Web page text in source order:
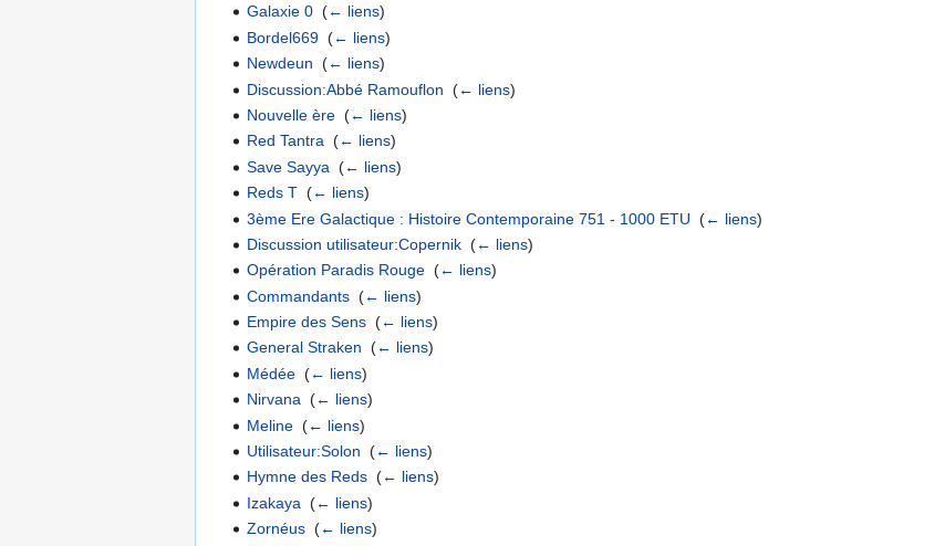
Galaxie 0 ‎(← liens)
Bordel669 ‎(← liens)
Newdeun ‎(← liens)
Discussion:Abbé Ramouflon ‎(← liens)
Nouvelle ère ‎(← liens)
Red Tantra ‎(← liens)
Save Sayya ‎(← liens)
Reds T ‎(← liens)
3ème Ere Galactique : Histoire Contemporaine 751 - 1000 ETU ‎(← liens)
Discussion utilisateur:Copernik ‎(← liens)
Opération Paradis Rouge ‎(← liens)
Commandants ‎(← liens)
Empire des Sens ‎(← liens)
General Straken ‎(← liens)
Médée ‎(← liens)
Nirvana ‎(← liens)
Meline ‎(← liens)
Utilisateur:Solon ‎(← liens)
Hymne des Reds ‎(← liens)
Izakaya ‎(← liens)
Zornéus ‎(← liens)